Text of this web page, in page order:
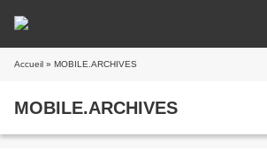
Accueil » MOBILE.ARCHIVES
MOBILE.ARCHIVES